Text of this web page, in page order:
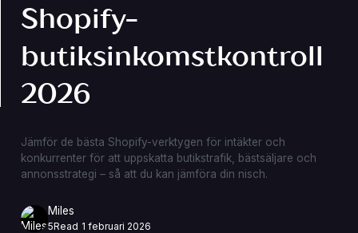
Shopify-
butiksinkomstkontroll
2026
Jämför de bästa Shopify-verktygen för intäkter och
konkurrenter för att uppskatta butikstrafik, bästsäljare och
annonsstrategi – så att du kan jämföra din nisch.
Miles
5Read 1 februari 2026